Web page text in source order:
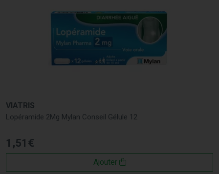
VIATRIS
Lopéramide 2Mg Mylan Conseil Gélule 12
1 ,51 €
Ajouter